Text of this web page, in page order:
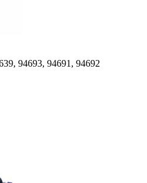
94693, 94691, 94692